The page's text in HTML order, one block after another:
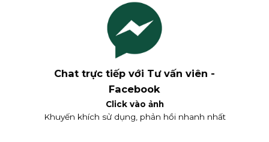
Chat trực tiếp với Tư vấn viên -
Facebook
Click vào ảnh
Khuyến khích sử dụng, phản hồi nhanh nhất